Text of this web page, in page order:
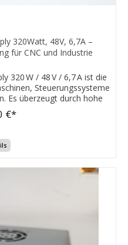
320Watt, 48V, 6,7A –
für CNC und Industrie
320 W / 48 V / 6,7 A ist die
Steuerungssysteme
Es überzeugt durch hohe
und vielseitige
dort, wo konstanter
48 VDC - 6.7A
320 W
VAC - 50/60Hz 4.0A
Fehlern: Kurzschluss /
Werkstattumgebungen ✅
für Schaltschrank und
€*